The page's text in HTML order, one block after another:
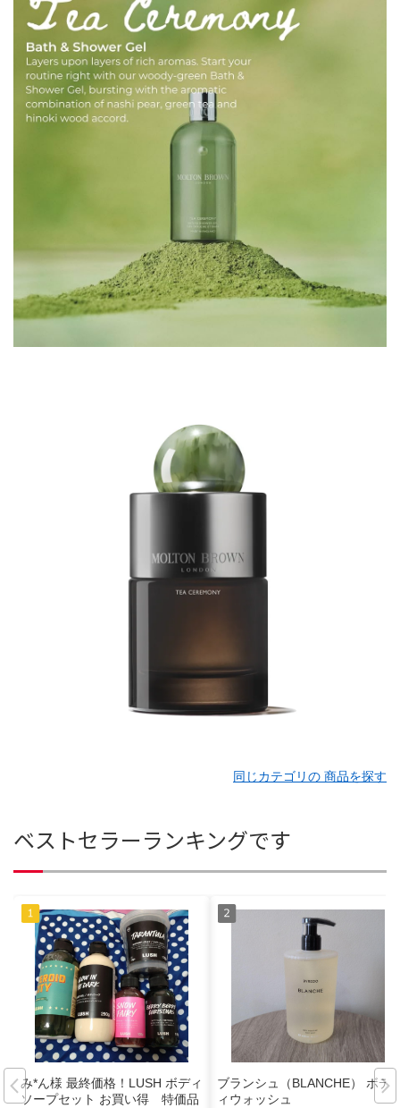
同じカテゴリの 商品を探す
ベストセラーランキングです
み*ん様 最終価格！LUSH ボディ
ソープセット お買い得 特価品
ブランシュ（BLANCHE） ボデ
ィウォッシュ